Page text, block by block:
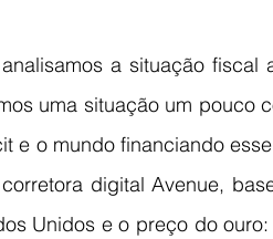
analisamos a situação
uma situação um pouco
e o mundo financiando
digital Avenue,
Unidos e o preço do